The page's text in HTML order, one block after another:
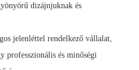
dizájnjuknak és
jelenléttel rendelkező vállalat,
professzionális és minőségi